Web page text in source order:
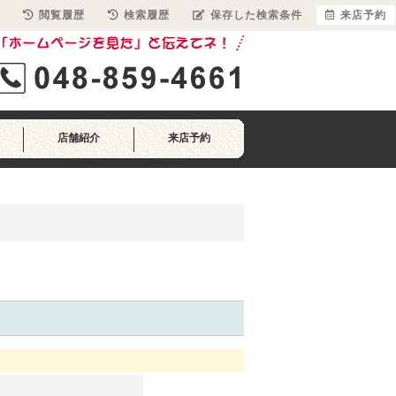
店舗紹介 来店予約
閲覧履歴 検索履歴 保存した検索条件 来店予約